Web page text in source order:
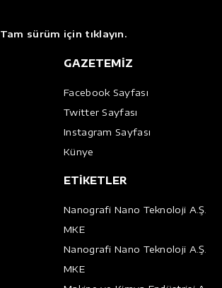
Tam sürüm için tıklayın.
GAZETEMİZ
Facebook Sayfası
Twitter Sayfası
Instagram Sayfası
Künye
ETİKETLER
Nanografi Nano Teknoloji A.Ş.
MKE
Nanografi Nano Teknoloji A.Ş.
MKE